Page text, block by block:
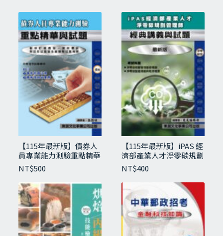
【115年最新版】債券人
員專業能力測驗重點精華
與試題
NT$500
【115年最新版】iPAS 經
濟部產業人才淨零碳規劃
管理師經典講義與試題-
初級
NT$400